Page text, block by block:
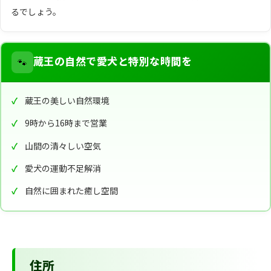
るでしょう。
🐾 蔵王の自然で愛犬と特別な時間を
蔵王の美しい自然環境
9時から16時まで営業
山間の清々しい空気
愛犬の運動不足解消
自然に囲まれた癒し空間
住所